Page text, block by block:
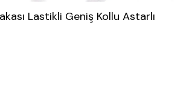
Lastikli Geniş Kollu Astarlı